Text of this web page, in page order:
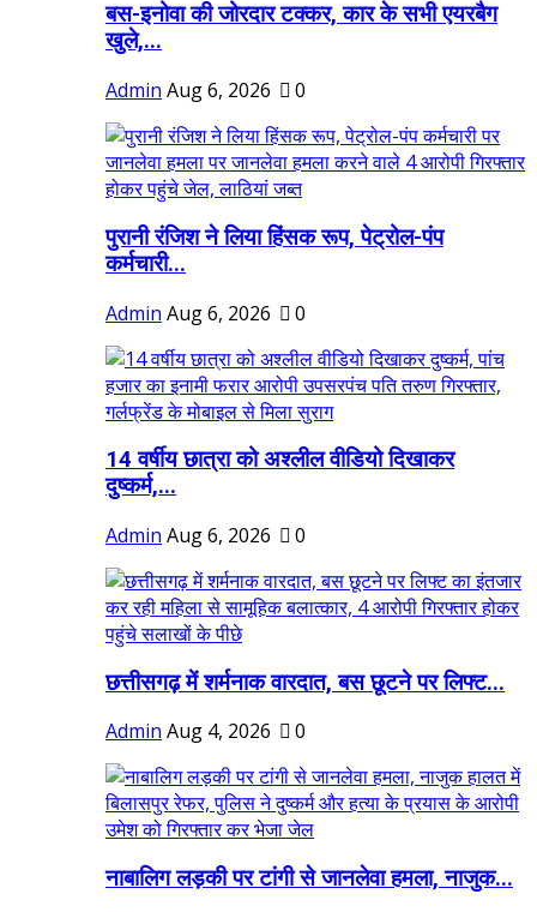
बस-इनोवा की जोरदार टक्कर, कार के सभी एयरबैग
खुले,...
Admin Aug 6, 2026 0
पुरानी रंजिश ने लिया हिंसक रूप, पेट्रोल-पंप
कर्मचारी...
Admin Aug 6, 2026 0
14 वर्षीय छात्रा को अश्लील वीडियो दिखाकर
दुष्कर्म,...
Admin Aug 6, 2026 0
छत्तीसगढ़ में शर्मनाक वारदात, बस छूटने पर लिफ्ट...
Admin Aug 4, 2026 0
नाबालिग लड़की पर टांगी से जानलेवा हमला, नाजुक...